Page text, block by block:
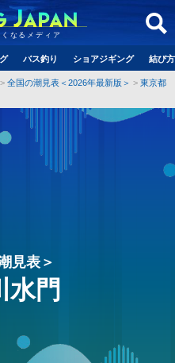
なるメディア
バス釣り ショアジギング 結び
全国の潮見表＜2026年最新版＞
東京都
見表＞
水門